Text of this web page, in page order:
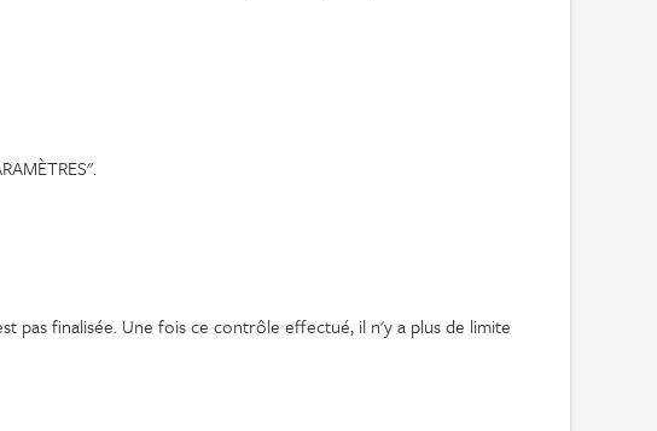
finalisée. Une fois ce contrôle effectué, il n'y a plus de limite